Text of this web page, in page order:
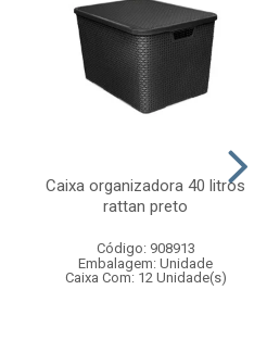
Caixa organizadora 40 litros
rattan preto
Código: 908913
Embalagem: Unidade
Caixa Com: 12 Unidade(s)